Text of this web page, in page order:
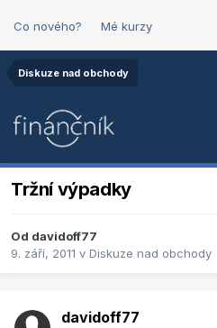
Co nového? Mé kurzy
Diskuze nad obchody
Tržní výpadky
Od davidoff77
9. září, 2011 v Diskuze nad obchody
davidoff77